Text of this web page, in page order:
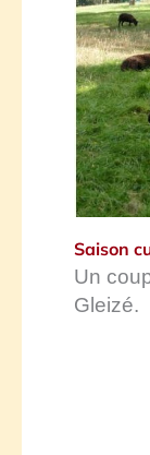
Saison
Un
Gleizé.